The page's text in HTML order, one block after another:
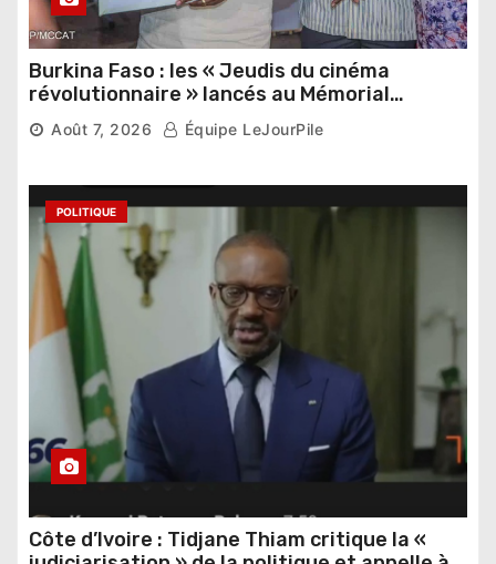
Burkina Faso : les « Jeudis du cinéma
révolutionnaire » lancés au Mémorial
Thomas Sankara
Août 7, 2026 Équipe LeJourPile
POLITIQUE
Côte d’Ivoire : Tidjane Thiam critique la «